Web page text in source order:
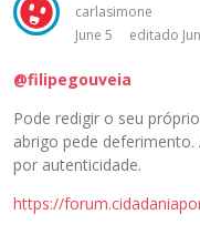
carlasimone
June 5
editado
@filipegouveia
Pode redigir o seu
abrigo pede
por autenticidade.
https://